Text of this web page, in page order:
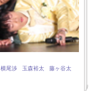
横尾渉 玉森裕太
藤ヶ谷太